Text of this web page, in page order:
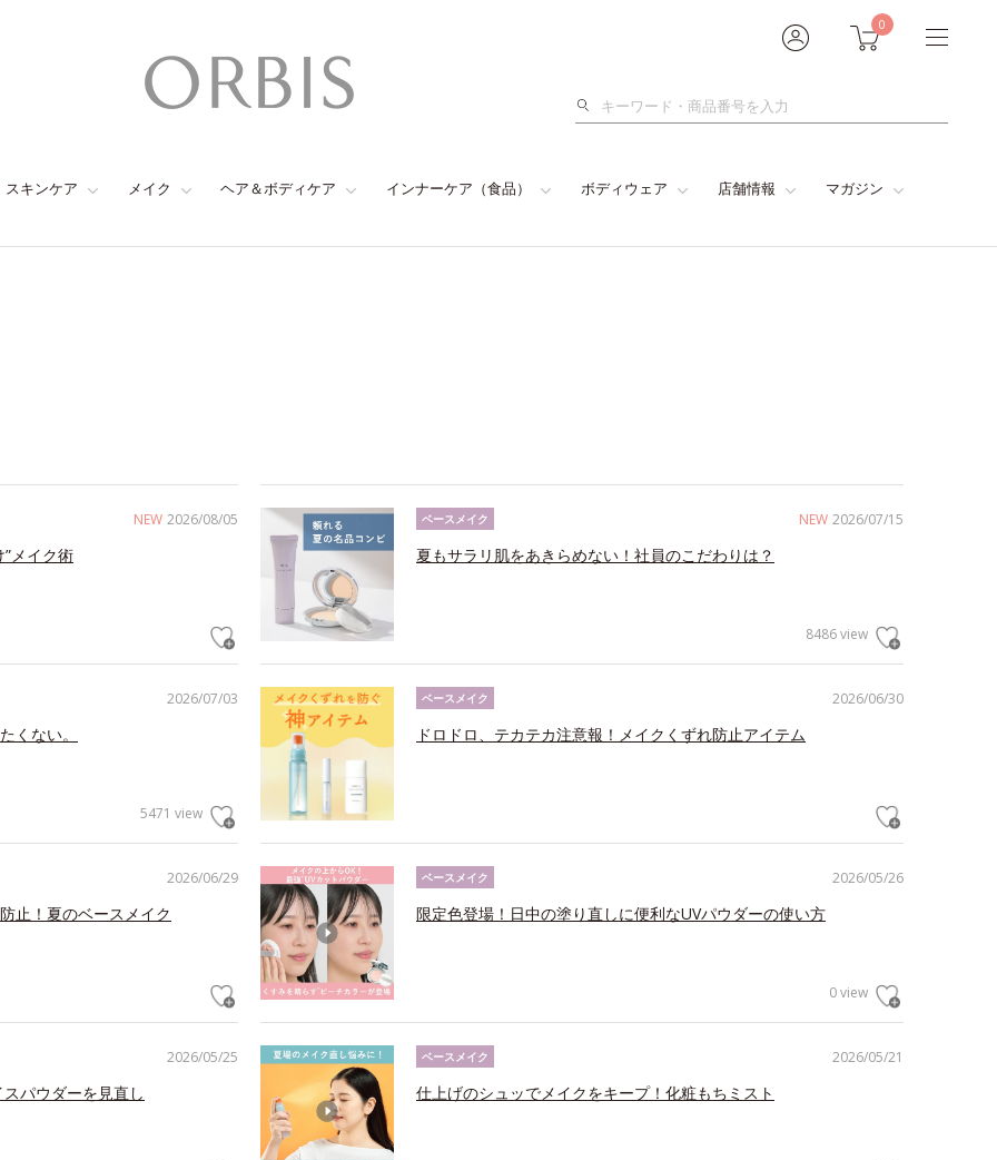
0
検
スキンケア メイク ヘア＆ボディケア インナーケア（食品） ボディウェア 店舗情報 マガジン
NEW 2026/08/05
メイク術
NEW 2026/07/15
ベースメイク
夏もサラリ肌をあきらめない！社員のこだわりは？
8486 view
2026/07/03
くない。
5471 view
2026/06/30
ベースメイク
ドロドロ、テカテカ注意報！メイクくずれ防止アイテム
2026/06/29
止！夏のベースメイク
2026/05/26
ベースメイク
限定色登場！日中の塗り直しに便利なUVパウダーの使い方
0 view
2026/05/25
パウダーを見直し
2026/05/21
ベースメイク
仕上げのシュッでメイクをキープ！化粧もちミスト